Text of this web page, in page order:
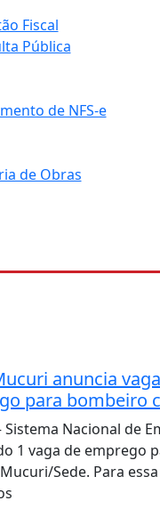
Fiscal
Pública
de NFS-e
de Obras
anuncia
para bombeiro
Sistema Nacional de
1 vaga de emprego
Sede. Para